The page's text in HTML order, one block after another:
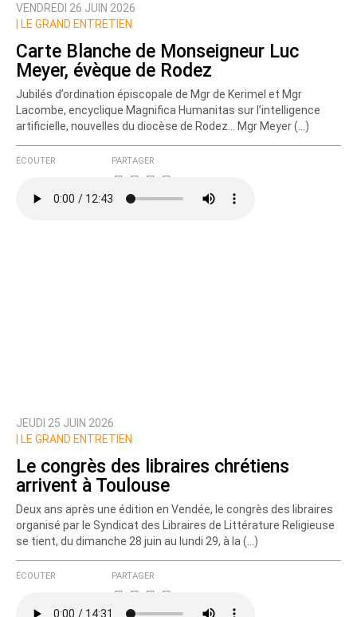
Nom
Courriel (non publié)
Ajoutez votre commentaire ici
Texte de votre message
Prévenez-moi de tous les nouveaux commentaires
VENDREDI 26 JUIN 2026
LE GRAND ENTRETIEN
Carte Blanche de Monseigneur Luc
Meyer, évèque de Rodez
Jubilés d’ordination épiscopale de Mgr de Kerimel et Mgr
Lacombe, encyclique Magnifica Humanitas sur l’intelligence
artificielle, nouvelles du diocèse de Rodez... Mgr Meyer (…)
ÉCOUTER PARTAGER
JEUDI 25 JUIN 2026
LE GRAND ENTRETIEN
Le congrès des libraires chrétiens
arrivent à Toulouse
Deux ans après une édition en Vendée, le congrès des libraires
organisé par le Syndicat des Libraires de Littérature Religieuse
se tient, du dimanche 28 juin au lundi 29, à la (…)
ÉCOUTER PARTAGER